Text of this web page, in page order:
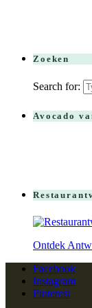
Zoeken
Search for:
Avocado
Ontdek
Facebook
Instagram
Pinterest